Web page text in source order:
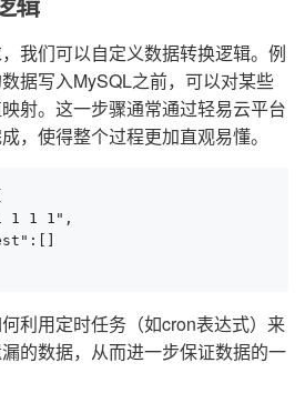
我们可以自定义数据转换逻辑。例
据写入MySQL之前，可以对某些
射。这一步骤通常通过轻易云平台
，使得整个过程更加直观易懂。
1 1 1",
利用定时任务（如cron表达式）来
的数据，从而进一步保证数据的一